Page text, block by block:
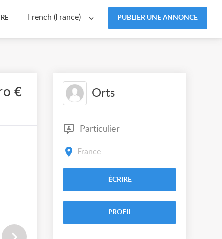
French (France) PUBLIER UNE ANNONCE
€ Orts
Particulier
France
ÉCRIRE
PROFIL